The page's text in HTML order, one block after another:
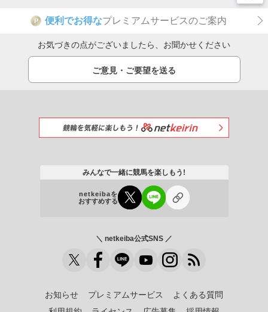
P 便利でお得なプレミアムサービスのご案内
お気づきの点がございましたら、お聞かせください
ご意見・ご要望を送る
みんなで一緒に競馬を楽しもう!
netkeibaを
おすすめする
＼ netkeiba公式SNS ／
お知らせ プレミアムサービス
よくある質問